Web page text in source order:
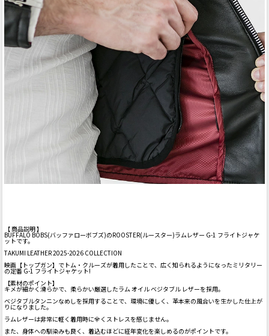
【 商品説明 】
BUFFALO BOBS(バッファローボブズ)のROOSTER(ルースター)ラムレザー G-1 フライトジャケ
ットです。
TAKUMI LEATHER 2025-2026 COLLECTION
映画【トップガン】でトム・クルーズが着用したことで、広く知られるようになったミリタリー
の定番 G-1 フライトジャケット!
【素材のポイント】
キメが細かく滑らかで、柔らかい厳選したラム オイル ベジタブル レザーを採用。
ベジタブルタンニンなめしを採用することで、環境に優しく、革本来の風合いを生かした仕上が
りになりました。
ラムレザーは非常に軽く着用時に全くストレスを感じません。
また、身体への馴染みも良く、着込むほどに経年変化を楽しめるのがポイントです。